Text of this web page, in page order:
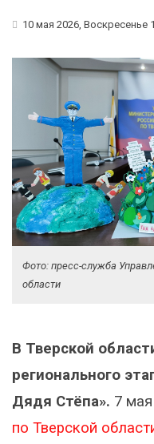
10 мая 2026, Воскресенье
Фото: пресс-служба
области
В Тверской
регионального
Дядя Стёпа». 7
по Тверской